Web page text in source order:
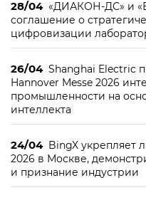
28/04 «ДИАКОН-ДС» и
соглашение о
цифровизации
26/04 Shanghai Electric
Hannover Messe 2026
промышленности на
интеллекта
24/04 BingX укрепляет
2026 в Москве,
и признание индустрии